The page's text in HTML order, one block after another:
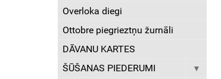
Overloka diegi
Ottobre piegrieztņu žurnāli
DĀVANU KARTES
ŠŪŠANAS PIEDERUMI